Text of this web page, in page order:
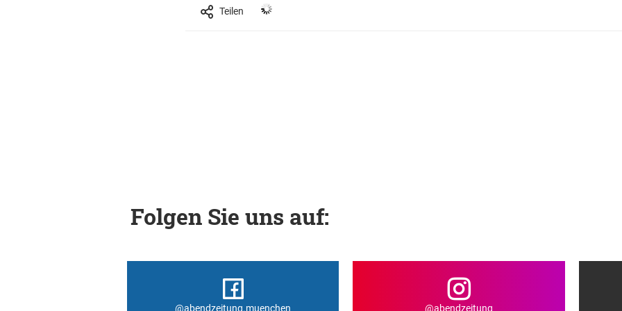
Teilen
Folgen Sie uns auf:
@abendzeitung.muenchen @abendzeitung